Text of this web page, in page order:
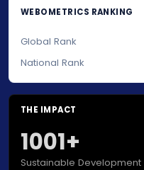
WEBOMETRICS RANKING
Global Rank
National Rank
THE IMPACT
1001+
Sustainable Development